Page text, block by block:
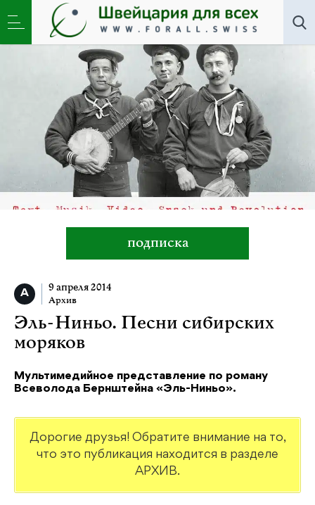
Архив Эль-Ниньо. Песни сибирских моряков
подписка
9 апреля 2014
Архив
Эль-Ниньо. Песни сибирских
моряков
Мультимедийное представление по роману
Всеволода Бернштейна «Эль-Ниньо».
Дорогие друзья! Обратите внимание на то,
что это публикация находится в разделе
АРХИВ.